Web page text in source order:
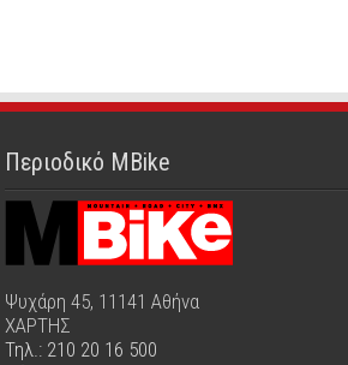
Περιοδικό MBike
Ψυχάρη 45, 11141 Αθήνα
ΧΑΡΤΗΣ
Τηλ.: 210 20 16 500